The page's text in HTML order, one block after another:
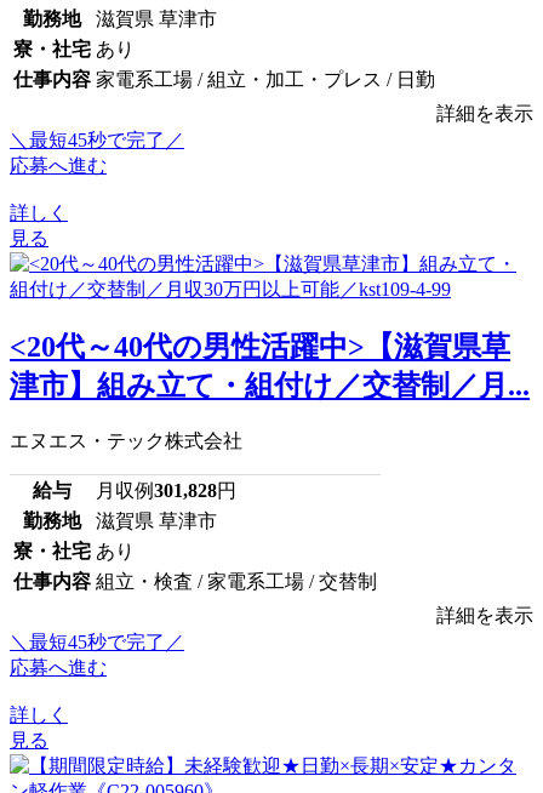
勤務地
滋賀県 草津市
寮・社宅 あり
仕事内容 家電系工場 / 組立・加工・プレス / 日勤
詳細を表示
＼最短45秒で完了／
応募へ進む
詳しく
見る
<20代～40代の男性活躍中>【滋賀県草
津市】組み立て・組付け／交替制／月...
エヌエス・テック株式会社
給与 月収例301,828円
勤務地
滋賀県 草津市
寮・社宅 あり
仕事内容 組立・検査 / 家電系工場 / 交替制
詳細を表示
＼最短45秒で完了／
応募へ進む
詳しく
見る